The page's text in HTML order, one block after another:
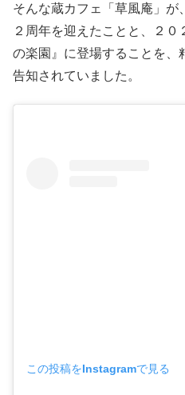
そんな蔵カフェ「草風庵」が
２周年を迎えたことと、２
の楽園』に登場することを、
告知されていました。
この投稿をInstagramで見る